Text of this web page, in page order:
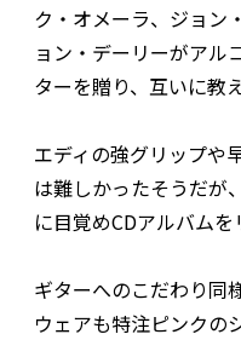
ク・オメーラ、ジョン
ョン・デーリーがアル
ターを贈り、互いに教
エディの強グリップや
は難しかったそうだが
に目覚めCDアルバムを
ギターへのこだわり同
ウェアも特注ピンクの